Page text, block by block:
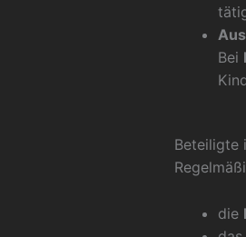
Bei
Beteiligte
die